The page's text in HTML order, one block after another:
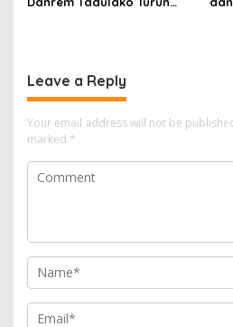
Leave a Reply
Your email address will not be
marked *